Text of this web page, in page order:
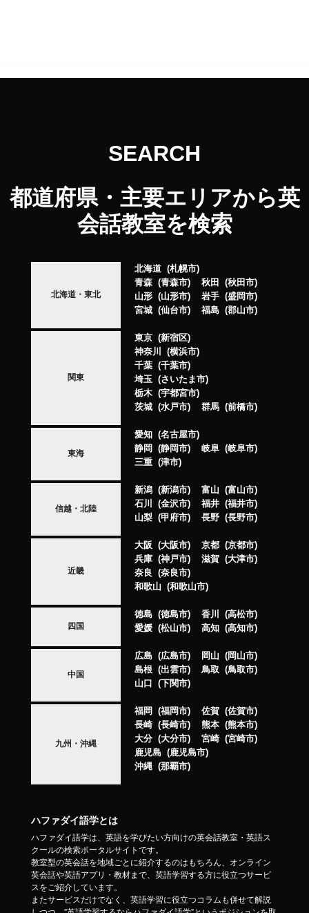
SEARCH
都道府県・主要エリアから英
会話教室を検索
北海道・東北
北海道
札幌市
青森
青森市 秋田
秋田市
山形
山形市 岩手
盛岡市
宮城
仙台市 福島 郡山市
関東
東京
新宿区
神奈川
横浜市
千葉
千葉市
埼玉
さいたま市
栃木
宇都宮市
茨城
水戸市 群馬 前橋市
東海
愛知
名古屋市
静岡
静岡市 岐阜
岐阜市
三重
津市
信越・北陸
新潟 新潟市 富山
富山市
石川
金沢市 福井
福井市
山梨
甲府市 長野 長野市
近畿
大阪 大阪市 京都
京都市
兵庫
神戸市 滋賀
大津市
奈良
奈良市
和歌山
和歌山市
四国
徳島 徳島市 香川
高松市
愛媛
松山市 高知 高知市
中国
広島 広島市 岡山
岡山市
島根
出雲市 鳥取
鳥取市
山口
下関市
九州・沖縄
福岡 福岡市 佐賀
佐賀市
長崎
長崎市 熊本
熊本市
大分
大分市 宮崎
宮崎市
鹿児島
鹿児島市
沖縄
那覇市
ハファダイ語学とは
ハファダイ語学は、英語を学びたい方向けの英会話教室・英語ス
クールの検索ポータルサイトです。
教室型の英会話を地域ごとに紹介するのはもちろん、オンライン
英会話や英語アプリ・教材まで、英語学習する方に役立つサービ
スをご紹介しています。
またサービスだけでなく、英語学習に役立つコラムも併せて解説